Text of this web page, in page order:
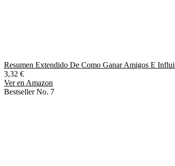
Resumen Extendido De Como Ganar Amigos E
3,32 €
Ver en Amazon
Bestseller No. 7